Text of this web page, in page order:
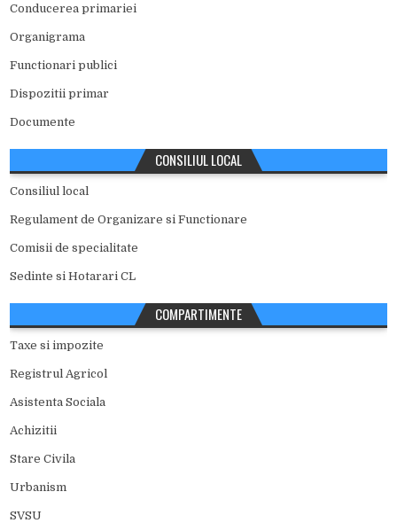
Conducerea primariei
Organigrama
Functionari publici
Dispozitii primar
Documente
CONSILIUL LOCAL
Consiliul local
Regulament de Organizare si Functionare
Comisii de specialitate
Sedinte si Hotarari CL
COMPARTIMENTE
Taxe si impozite
Registrul Agricol
Asistenta Sociala
Achizitii
Stare Civila
Urbanism
SVSU